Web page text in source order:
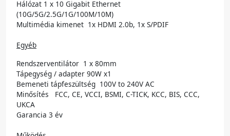
Hálózat 1 x 10 Gigabit Ethernet
(10G/5G/2.5G/1G/100M/10M)
Multimédia kimenet 1x HDMI 2.0b, 1x S/PDIF
Egyéb
Rendszerventilátor 1 x 80mm
Tápegység / adapter 90W x1
Bemeneti tápfeszültség 100V to 240V AC
Minősítés FCC, CE, VCCI, BSMI, C-TICK, KCC, BIS, CCC,
UKCA
Garancia 3 év